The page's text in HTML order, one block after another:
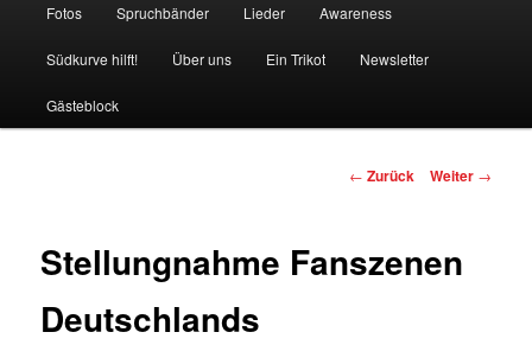
Fotos Spruchbänder Lieder Awareness
Südkurve hilft! Über uns Ein Trikot Newsletter
Gästeblock
Beitragsnavigation
← Zurück Weiter →
Stellungnahme Fanszenen
Deutschlands